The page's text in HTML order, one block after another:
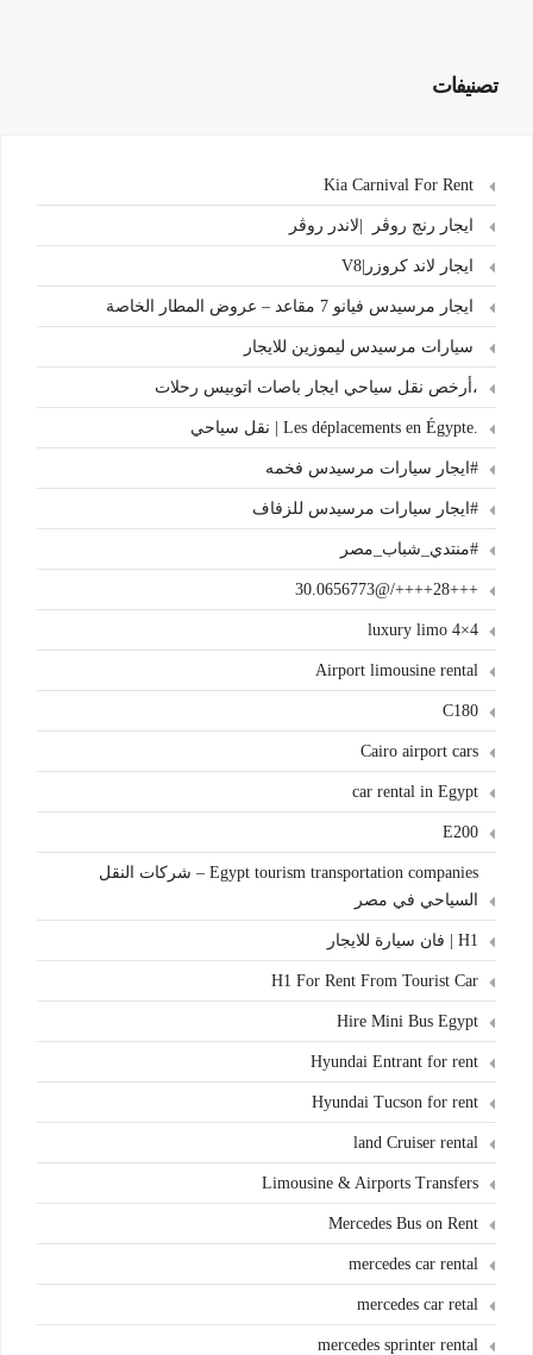
تصنيفات
ايجار رنج روڤر |لاندر روڤر
ايجار لاند كروزر|V8
ايجار مرسيدس فيانو 7 مقاعد – عروض المطار الخاصة
سيارات مرسيدس ليموزين للايجار
،أرخص نقل سياحي ايجار باصات اتوبيس رحلات
.Les déplacements en Égypte | نقل سياحي
#ايجار سيارات مرسيدس فخمه
#ايجار سيارات مرسيدس للزفاف
#منتدي_شباب_مصر
+++28++++/@30.0656773
4×4 luxury limo
Airport limousine rental
C180
Cairo airport cars
car rental in Egypt
E200
Egypt tourism transportation companies – شركات النقل
السياحي في مصر
H1 | فان سيارة للايجار
H1 For Rent From Tourist Car
Hire Mini Bus Egypt
Hyundai Entrant for rent
Hyundai Tucson for rent
land Cruiser rental
Limousine & Airports Transfers
Mercedes Bus on Rent
mercedes car rental
mercedes car retal
mercedes sprinter rental